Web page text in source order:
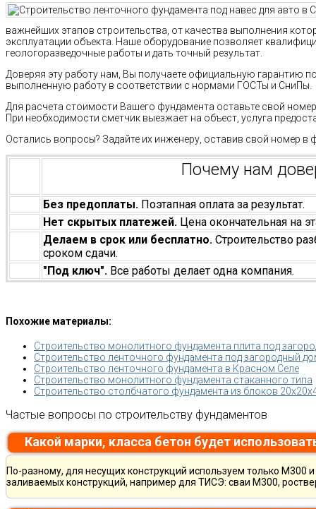
важнейших этапов строительства, от качества выполнения
эксплуатации объекта. Наше оборудование позволяет
геологоразведочные работы и дать точный результат.
Доверяя эту работу нам, Вы получаете официальную гарантию
выполненную работу в соответствии с нормами ГОСТы и СниПы.
Для расчета стоимости Вашего фундамента оставьте свой
При необходимости сметчик выезжает на объест, услуга
Остались вопросы? Задайте их инженеру, оставив свой номер в
Почему нам
Без предоплаты. Поэтапная оплата за результат.
Нет скрытых платежей. Цена окончательная на
Делаем в срок или бесплатно. Строительство
сроком сдачи.
"Под ключ". Все работы делает одна компания.
Похожие материалы:
Строительство монолитного фундамента плита под
Строительство ленточного фундамента под загородный
Строительство ленточного фундамента в Красном Селе
Строительство монолитного фундамента стаканного типа
Строительство столбчатого фундамента из блоков
Частые вопросы по строительству фундаментов
Какой марки, класса бетон будет
По-разному, для несущих конструкций используем только М300
заливаемых конструкций, например для ТИСЭ: сваи М300,